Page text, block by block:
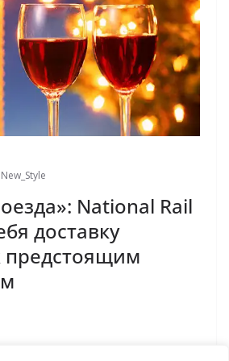
New_Style
National Rail
доставку
предстоящим